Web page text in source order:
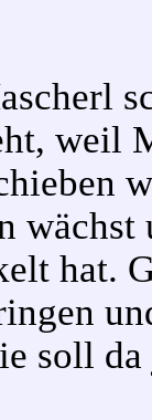
weil
hat.
soll